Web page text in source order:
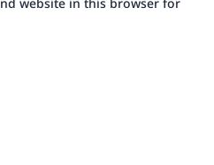
website in this browser for